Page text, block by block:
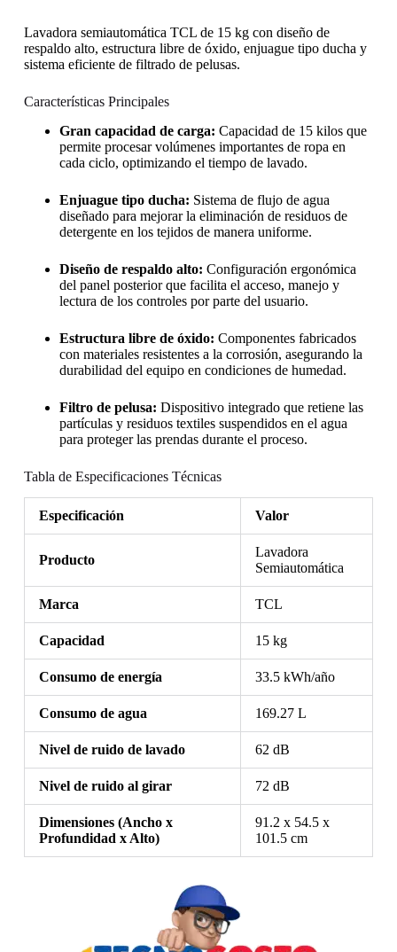
Lavadora semiautomática TCL de 15 kg con diseño de
respaldo alto, estructura libre de óxido, enjuague tipo ducha y
sistema eficiente de filtrado de pelusas.
Características Principales
Gran capacidad de carga: Capacidad de 15 kilos que
permite procesar volúmenes importantes de ropa en
cada ciclo, optimizando el tiempo de lavado.
Enjuague tipo ducha: Sistema de flujo de agua
diseñado para mejorar la eliminación de residuos de
detergente en los tejidos de manera uniforme.
Diseño de respaldo alto: Configuración ergonómica
del panel posterior que facilita el acceso, manejo y
lectura de los controles por parte del usuario.
Estructura libre de óxido: Componentes fabricados
con materiales resistentes a la corrosión, asegurando la
durabilidad del equipo en condiciones de humedad.
Filtro de pelusa: Dispositivo integrado que retiene las
partículas y residuos textiles suspendidos en el agua
para proteger las prendas durante el proceso.
Tabla de Especificaciones Técnicas
Especificación Valor
Producto
Lavadora
Semiautomática
Marca TCL
Capacidad 15 kg
Consumo de energía 33.5 kWh/año
Consumo de agua 169.27 L
Nivel de ruido de lavado 62 dB
Nivel de ruido al girar 72 dB
Dimensiones (Ancho x
Profundidad x Alto)
91.2 x 54.5 x
101.5 cm